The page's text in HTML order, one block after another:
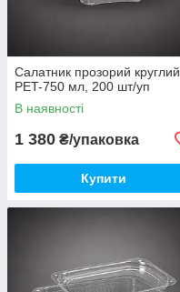
Салатник прозорий круглий
PET-750 мл, 200 шт/уп
В наявності
1 380 ₴/упаковка
Купити